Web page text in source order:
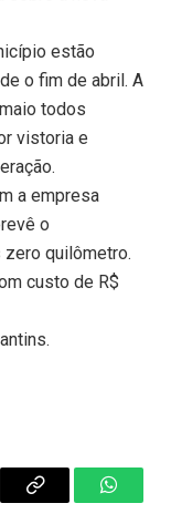
estão
o fim de abril. A
todos
vistoria e
a empresa
o
quilômetro.
custo de R$
Copy